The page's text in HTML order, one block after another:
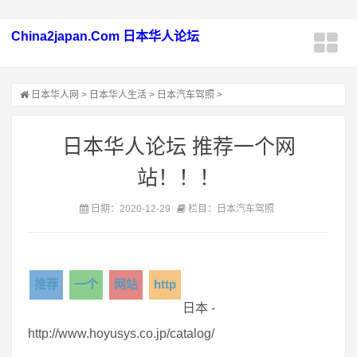
China2japan.Com 日本华人论坛
日本华人网 > 日本华人生活 > 日本汽车驾照 >
日本华人论坛 推荐一个网
站！！！
日期：2020-12-29 栏目：日本汽车驾照
推荐 一个 网站
http
日本 -
http://www.hoyusys.co.jp/catalog/